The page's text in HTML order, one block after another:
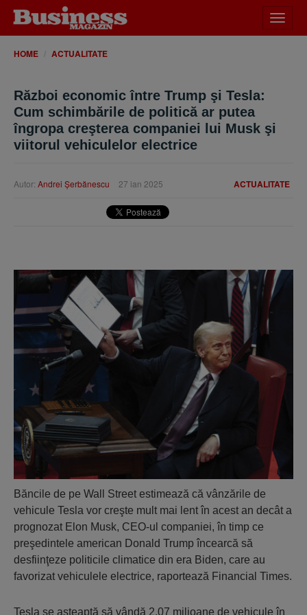
meniu
HOME ACTUALITATE
Război economic între Trump şi Tesla:
Cum schimbările de politică ar putea
îngropa creşterea companiei lui Musk şi
viitorul vehiculelor electrice
ACTUALITATE
Autor: Andrei Şerbănescu 27 ian 2025
Băncile de pe Wall Street estimează că vânzările de
vehicule Tesla vor creşte mult mai lent în acest an decât a
prognozat Elon Musk, CEO-ul companiei, în timp ce
preşedintele american Donald Trump încearcă să
desfiinţeze politicile climatice din era Biden, care au
favorizat vehiculele electrice, raportează Financial Times.
Tesla se aşteaptă să vândă 2,07 milioane de vehicule în